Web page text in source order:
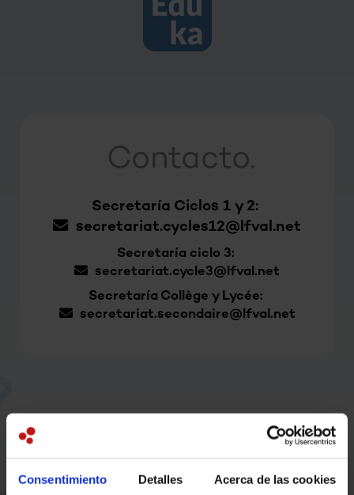
Consentimiento Detalles Acerca de las cookies
Contacto.
Secretaría Ciclos 1 y 2:
secretariat.cycles12@lfval.net
Secretaría ciclo 3:
secretariat.cycle3@lfval.net
Secretaría Collège y Lycée:
secretariat.secondaire@lfval.net